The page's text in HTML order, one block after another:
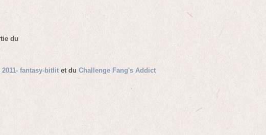
du
fantasy-bitlit et du Challenge Fang's Addict